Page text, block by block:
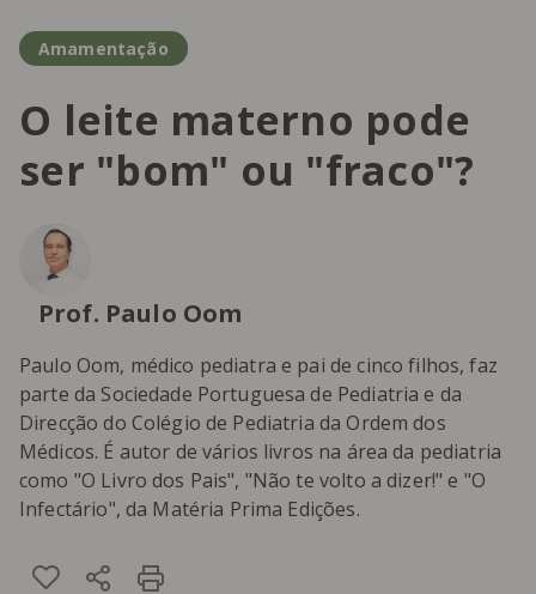
Amamentação
O leite materno pode
ser "bom" ou "fraco"?
Prof. Paulo Oom
Paulo Oom, médico pediatra e pai de cinco filhos, faz
parte da Sociedade Portuguesa de Pediatria e da
Direcção do Colégio de Pediatria da Ordem dos
Médicos. É autor de vários livros na área da pediatria
como "O Livro dos Pais", "Não te volto a dizer!" e "O
Infectário", da Matéria Prima Edições.